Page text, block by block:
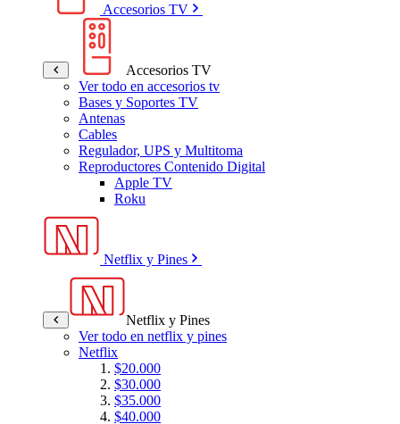
Accesorios TV
Accesorios TV
Ver todo en accesorios tv
Bases y Soportes TV
Antenas
Cables
Regulador, UPS y Multitoma
Reproductores Contenido Digital
Apple TV
Roku
Netflix y Pines
Netflix y Pines
Ver todo en netflix y pines
Netflix
$20.000
$30.000
$35.000
$40.000